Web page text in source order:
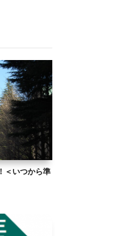
＜いつから準